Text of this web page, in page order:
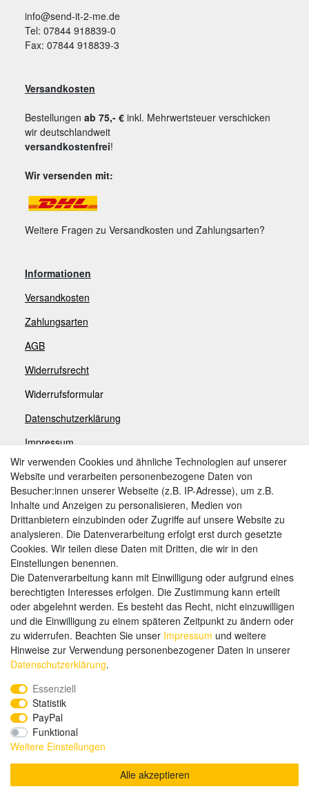
info@send-it-2-me.de
Tel: 07844 918839-0
Fax: 07844 918839-3
Versandkosten
Bestellungen ab 75,- € inkl. Mehrwertsteuer verschicken
wir deutschlandweit
versandkostenfrei!
Wir versenden mit:
Weitere Fragen zu Versandkosten und Zahlungsarten?
Informationen
Versandkosten
Zahlungsarten
AGB
Widerrufsrecht
Widerrufsformular
Datenschutzerklärung
Impressum
Zahlungsarten
Weitere Zahlungsarten:
Kauf auf Rechnung
Vorkasse
Hier sind wir
Wir verwenden Cookies und ähnliche Technologien auf unserer
Website und verarbeiten personenbezogene Daten von
Besucher:innen unserer Webseite (z.B. IP-Adresse), um z.B.
Inhalte und Anzeigen zu personalisieren, Medien von
Drittanbietern einzubinden oder Zugriffe auf unsere Website zu
analysieren. Die Datenverarbeitung erfolgt erst durch gesetzte
Cookies. Wir teilen diese Daten mit Dritten, die wir in den
Einstellungen benennen.
Die Datenverarbeitung kann mit Einwilligung oder aufgrund eines
berechtigten Interesses erfolgen. Die Zustimmung kann erteilt
oder abgelehnt werden. Es besteht das Recht, nicht einzuwilligen
und die Einwilligung zu einem späteren Zeitpunkt zu ändern oder
zu widerrufen. Beachten Sie unser Impressum und weitere
Hinweise zur Verwendung personenbezogener Daten in unserer
Daten­schutz­erklärung.
Essenziell
Statistik
PayPal
Funktional
Weitere Einstellungen
Alle akzeptieren